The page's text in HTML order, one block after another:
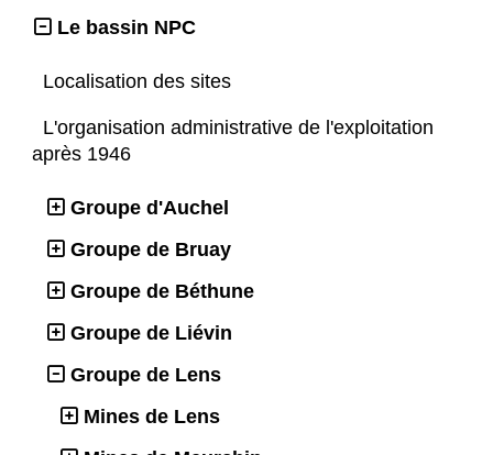
Le bassin NPC
Localisation des sites
L'organisation administrative de l'exploitation
après 1946
Groupe d'Auchel
Groupe de Bruay
Groupe de Béthune
Groupe de Liévin
Groupe de Lens
Mines de Lens